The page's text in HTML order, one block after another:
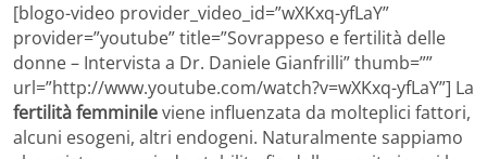
[blogo-video provider_video_id=”wXKxq-yfLaY”
provider=”youtube” title=”Sovrappeso e fertilità delle
donne – Intervista a Dr. Daniele Gianfrilli” thumb=””
url=”http://www.youtube.com/watch?v=wXKxq-yfLaY”] La
fertilità femminileviene influenzata da molteplici fattori,
alcuni esogeni, altri endogeni. Naturalmente sappiamo